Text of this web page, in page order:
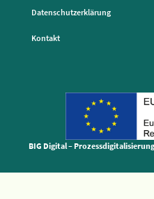
Datenschutzerklärung
Kontakt
BIG Digital –